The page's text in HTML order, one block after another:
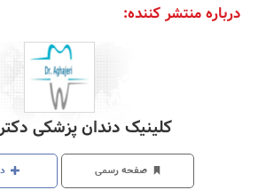
درباره منتشر کننده:
کلینیک دندان پزشکی
صفحه رسمی